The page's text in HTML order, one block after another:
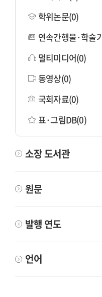
학위논문(0)
연속간행물·학술
멀티미디어(0)
동영상(0)
국회자료(0)
표·그림DB(0)
소장 도서관
원문
발행 연도
언어